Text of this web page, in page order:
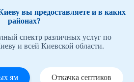
вы предоставляете и в каких
районах?
спектр различных услуг по
и всей Киевской области.
ям Откачка септиков